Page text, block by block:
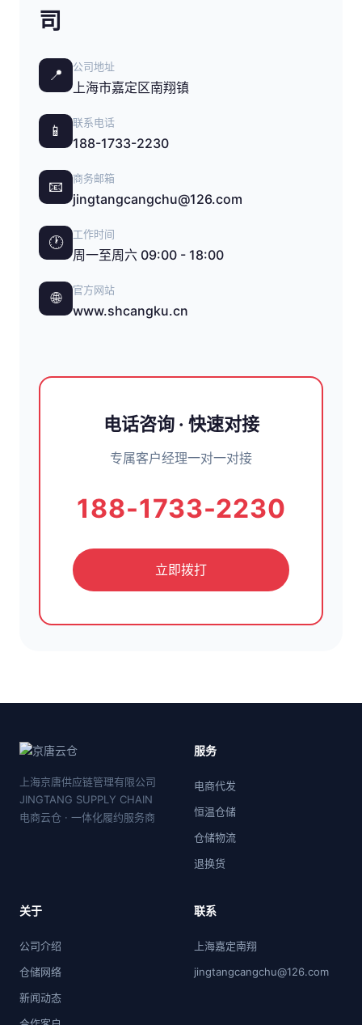
司
📍 公司地址
上海市嘉定区南翔镇
📱 联系电话
188-1733-2230
📧 商务邮箱
jingtangcangchu@126.com
🕐 工作时间
周一至周六 09:00 - 18:00
🌐 官方网站
www.shcangku.cn
电话咨询 · 快速对接
专属客户经理一对一对接
188-1733-2230
立即拨打
上海京唐供应链管理有限公司
JINGTANG SUPPLY CHAIN
电商云仓 · 一体化履约服务商
服务
电商代发
恒温仓储
仓储物流
退换货
关于
公司介绍
仓储网络
新闻动态
联系
上海嘉定南翔
jingtangcangchu@126.com